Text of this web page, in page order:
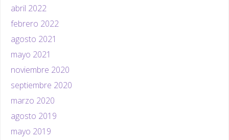
abril 2022
febrero 2022
agosto 2021
mayo 2021
noviembre 2020
septiembre 2020
marzo 2020
agosto 2019
mayo 2019